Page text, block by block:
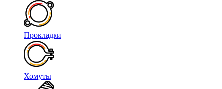
Прокладки
Хомуты